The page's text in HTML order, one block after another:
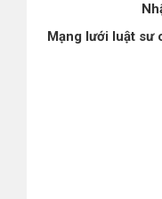
Mạng lưới luật sư